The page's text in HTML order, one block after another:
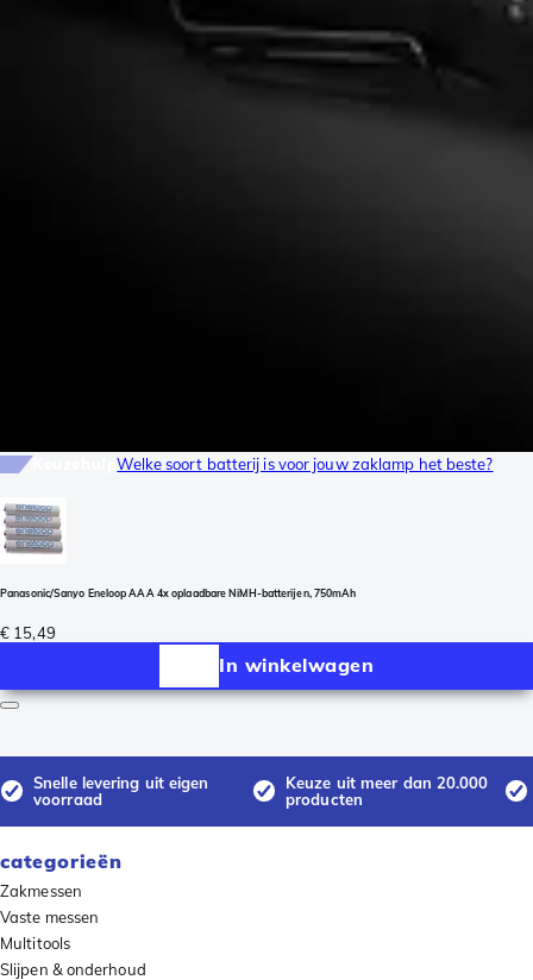
KeuzehulpWelke soort batterij is voor jouw zaklamp het beste?
Panasonic/Sanyo Eneloop AAA 4x oplaadbare NiMH-batterijen, 750mAh
€ 15,49
In winkelwagen
Snelle levering uit eigen
voorraad
Keuze uit meer dan 20.000
producten
categorieën
Zakmessen
Vaste messen
Multitools
Slijpen & onderhoud